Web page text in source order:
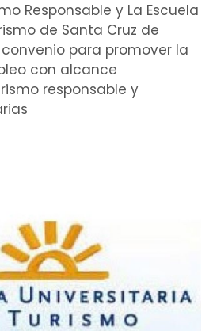
Responsable y La Escuela
de Santa Cruz de
para promover la
con alcance
responsable y